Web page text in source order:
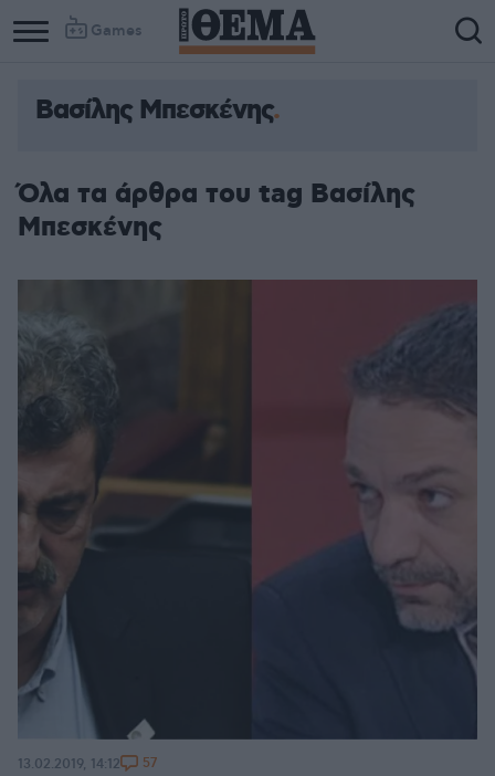
Games
Βασίλης Μπεσκένης
Όλα τα άρθρα του tag Βασίλης
Μπεσκένης
13.02.2019, 14:12 57